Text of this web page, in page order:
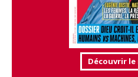
Découvrir